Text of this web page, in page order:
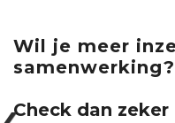
Wil je meer
samenwerking?
Check dan